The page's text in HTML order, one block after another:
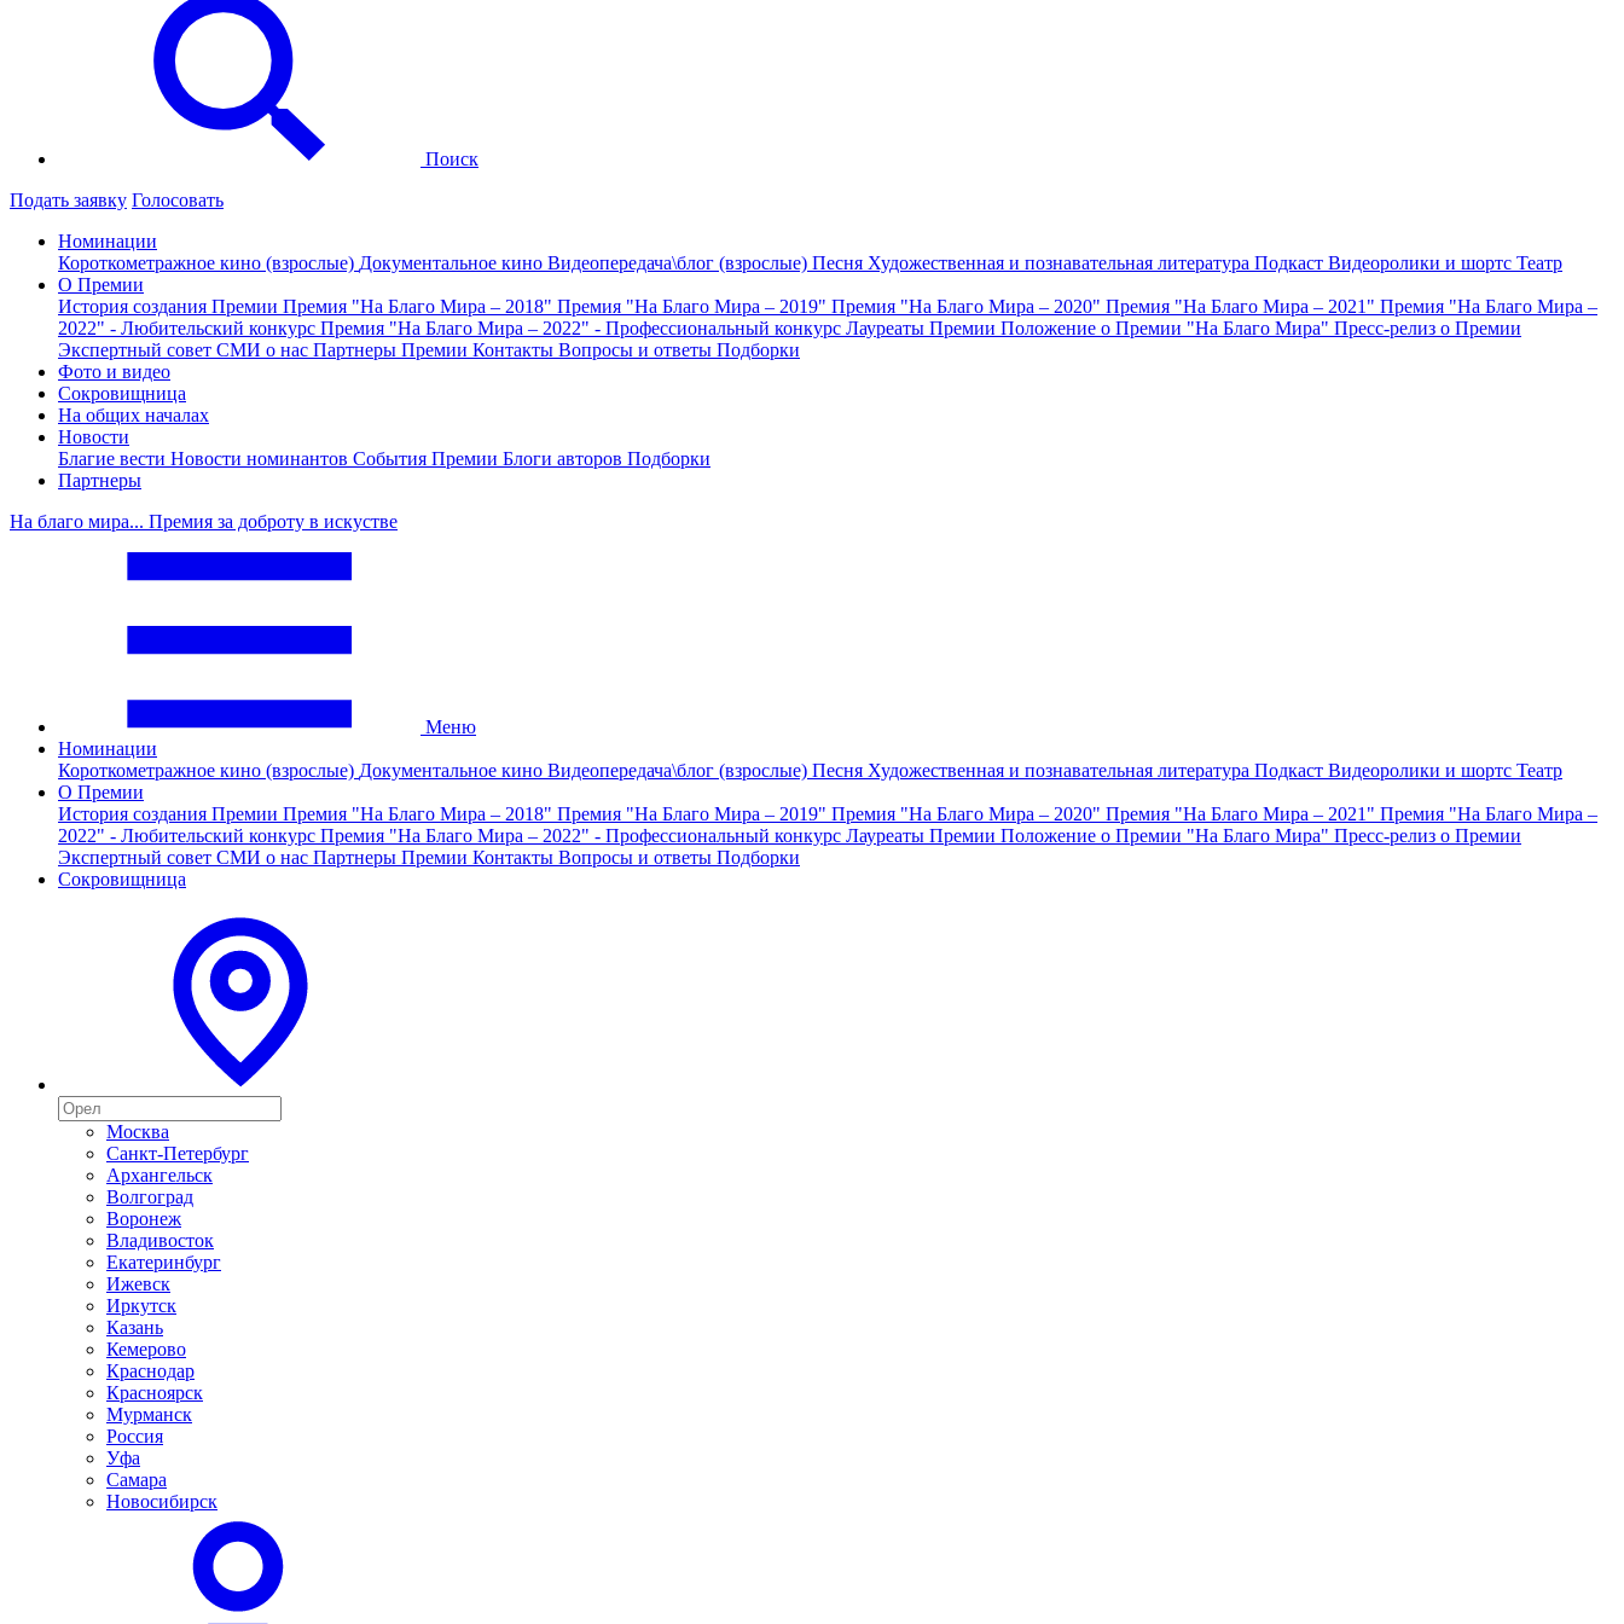
Поиск
Подать заявку Голосовать
Номинации
Короткометражное кино (взрослые) Документальное кино Видеопередача\блог (взрослые) Песня Художественная и познавательная литература Подкаст Видеоролики и шортс Театр
О Премии
История создания Премии Премия "На Благо Мира – 2018" Премия "На Благо Мира – 2019" Премия "На Благо Мира – 2020" Премия "На Благо Мира – 2021" Премия "На Благо Мира –
2022" - Любительский конкурс Премия "На Благо Мира – 2022" - Профессиональный конкурс Лауреаты Премии Положение о Премии "На Благо Мира" Пресс-релиз о Премии
Экспертный совет СМИ о нас Партнеры Премии Контакты Вопросы и ответы Подборки
Фото и видео
Сокровищница
На общих началах
Новости
Благие вести Новости номинантов События Премии Блоги авторов Подборки
Партнеры
На благо мира... Премия за доброту в искустве
Меню
Номинации
Короткометражное кино (взрослые) Документальное кино Видеопередача\блог (взрослые) Песня Художественная и познавательная литература Подкаст Видеоролики и шортс Театр
О Премии
История создания Премии Премия "На Благо Мира – 2018" Премия "На Благо Мира – 2019" Премия "На Благо Мира – 2020" Премия "На Благо Мира – 2021" Премия "На Благо Мира –
2022" - Любительский конкурс Премия "На Благо Мира – 2022" - Профессиональный конкурс Лауреаты Премии Положение о Премии "На Благо Мира" Пресс-релиз о Премии
Экспертный совет СМИ о нас Партнеры Премии Контакты Вопросы и ответы Подборки
Сокровищница
Москва
Санкт-Петербург
Архангельск
Волгоград
Воронеж
Владивосток
Екатеринбург
Ижевск
Иркутск
Казань
Кемерово
Краснодар
Красноярск
Мурманск
Россия
Уфа
Самара
Новосибирск